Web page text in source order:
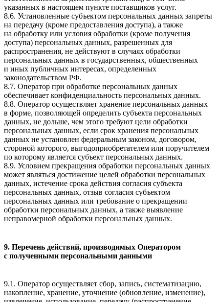
указанных в настоящем пункте поставщиков услуг.
8.6. Установленные субъектом персональных данных запреты
на передачу (кроме предоставления доступа), а также
на обработку или условия обработки (кроме получения
доступа) персональных данных, разрешенных для
распространения, не действуют в случаях обработки
персональных данных в государственных, общественных
и иных публичных интересах, определенных
законодательством РФ.
8.7. Оператор при обработке персональных данных
обеспечивает конфиденциальность персональных данных.
8.8. Оператор осуществляет хранение персональных данных
в форме, позволяющей определить субъекта персональных
данных, не дольше, чем этого требуют цели обработки
персональных данных, если срок хранения персональных
данных не установлен федеральным законом, договором,
стороной которого, выгодоприобретателем или поручителем
по которому является субъект персональных данных.
8.9. Условием прекращения обработки персональных данных
может являться достижение целей обработки персональных
данных, истечение срока действия согласия субъекта
персональных данных, отзыв согласия субъектом
персональных данных или требование о прекращении
обработки персональных данных, а также выявление
неправомерной обработки персональных данных.
9. Перечень действий, производимых Оператором
с полученными персональными данными
9.1. Оператор осуществляет сбор, запись, систематизацию,
накопление, хранение, уточнение (обновление, изменение),